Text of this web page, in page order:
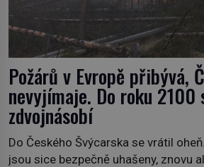
Požárů v Evropě přibývá,
nevyjímaje. Do roku
zdvojnásobí
Do Českého Švýcarska se vrátil
jsou sice bezpečně uhašeny, znovu